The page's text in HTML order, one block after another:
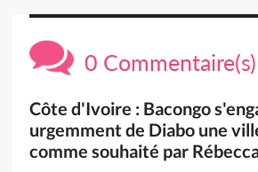
0 Commentaire(s)
Côte d'Ivoire : Bacongo
urgemment de Diabo une
comme souhaité par